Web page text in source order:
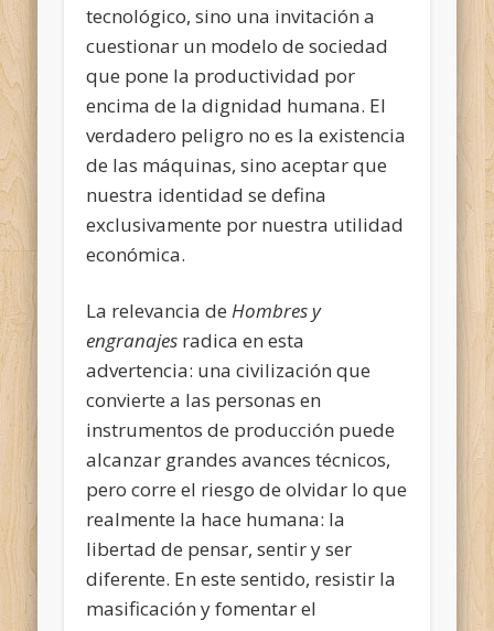
tecnológico, sino una invitación a
cuestionar un modelo de sociedad
que pone la productividad por
encima de la dignidad humana. El
verdadero peligro no es la existencia
de las máquinas, sino aceptar que
nuestra identidad se defina
exclusivamente por nuestra utilidad
económica.
La relevancia deHombres y
engranajes radica en esta
advertencia: una civilización que
convierte a las personas en
instrumentos de producción puede
alcanzar grandes avances técnicos,
pero corre el riesgo de olvidar lo que
realmente la hace humana: la
libertad de pensar, sentir y ser
diferente. En este sentido, resistir la
masificación y fomentar el